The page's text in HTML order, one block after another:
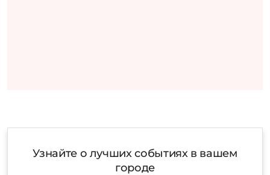
Узнайте о лучших событиях в вашем
городе